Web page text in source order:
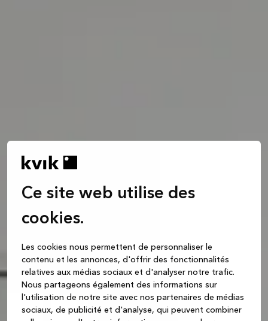
Ce site web utilise des
cookies.
Les cookies nous permettent de personnaliser le
contenu et les annonces, d'offrir des fonctionnalités
relatives aux médias sociaux et d'analyser notre trafic.
Nous partageons également des informations sur
l'utilisation de notre site avec nos partenaires de médias
sociaux, de publicité et d'analyse, qui peuvent combiner